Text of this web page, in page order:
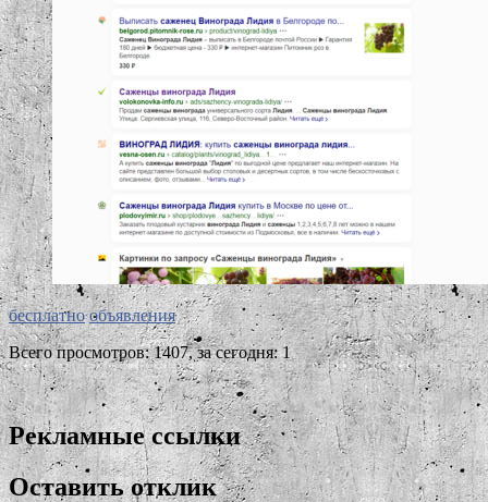
бесплатно объявления
Всего просмотров: 1407, за сегодня: 1
Рекламные ссылки
Оставить отклик